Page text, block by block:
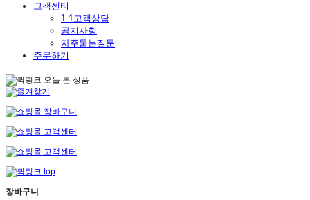
고객센터
1:1고객상담
공지사항
자주묻는질문
주문하기
장바구니